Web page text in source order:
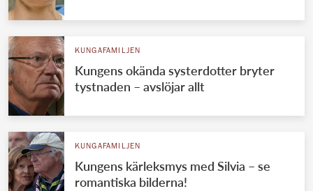
KUNGAFAMILJEN
Kungens okända systerdotter bryter
tystnaden – avslöjar allt
KUNGAFAMILJEN
Kungens kärleksmys med Silvia – se
romantiska bilderna!